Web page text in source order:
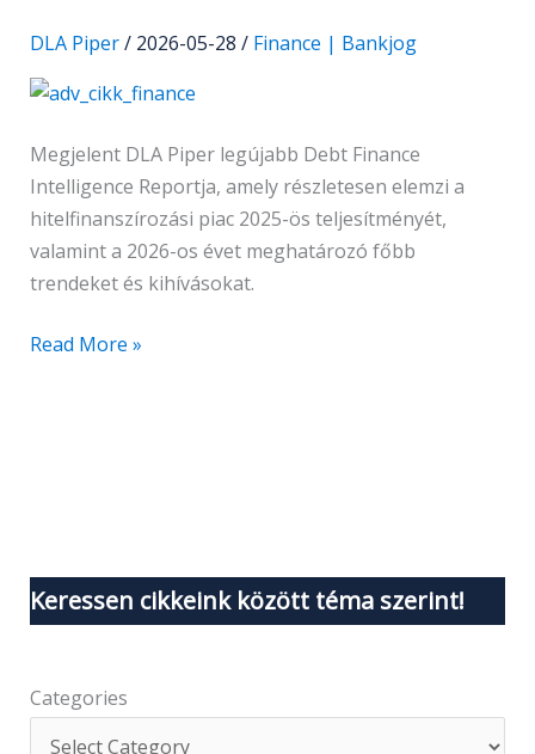
DLA Piper/ 2026-05-28 / Finance | Bankjog
Megjelent DLA Piper legújabb Debt Finance
Intelligence Reportja, amely részletesen elemzi a
hitelfinanszírozási piac 2025-ös teljesítményét,
valamint a 2026-os évet meghatározó főbb
trendeket és kihívásokat.
2026-
Read More »
Keressen cikkeink között téma szerint!
Categories